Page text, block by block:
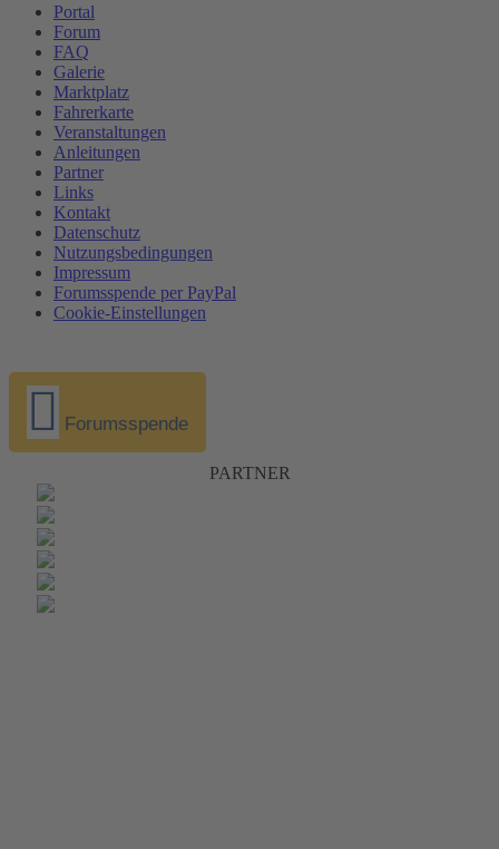
Portal
Forum
FAQ
Galerie
Marktplatz
Fahrerkarte
Veranstaltungen
Anleitungen
Partner
Links
Kontakt
Datenschutz
Nutzungsbedingungen
Impressum
Forumsspende per PayPal
Cookie-Einstellungen
Forumsspende
PARTNER